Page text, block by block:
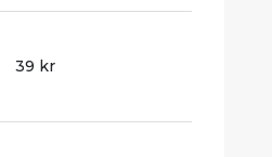
39 kr